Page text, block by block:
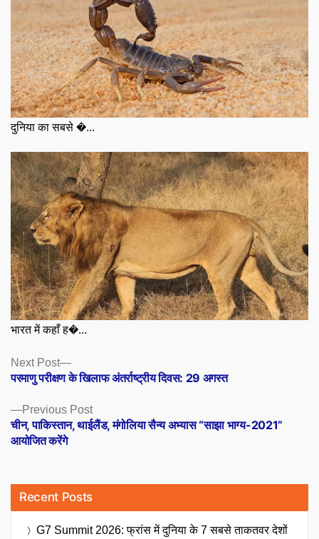
दुनिया का सबसे �...
भारत में कहाँ ह�...
Posts
navigation
Previous PostPrevious
post:
चीन, पाकिस्तान, थाईलैंड, मंगोलिया सैन्य अभ्यास “साझा भाग्य-2021”
आयोजित करेंगे
Next Post
Next
post:
परमाणु परीक्षण के खिलाफ अंतर्राष्ट्रीय दिवस: 29 अगस्त
Recent Posts
G7 Summit 2026: फ्रांस में दुनिया के 7 सबसे ताकतवर देशों